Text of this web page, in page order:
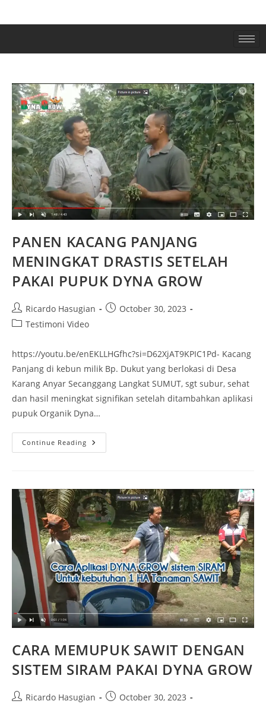
PANEN KACANG PANJANG
MENINGKAT DRASTIS SETELAH
PAKAI PUPUK DYNA GROW
Ricardo Hasugian
October 30, 2023
Testimoni Video
https://youtu.be/enEKLLHGfhc?si=D62XjAT9KPIC1Pd- Kacang
Panjang di kebun milik Bp. Dukut yang berlokasi di Desa
Karang Anyar Secanggang Langkat SUMUT, sgt subur, sehat
dan hasil meningkat signifikan setelah ditambahkan aplikasi
pupuk Organik Dyna…
Continue Reading
CARA MEMUPUK SAWIT DENGAN
SISTEM SIRAM PAKAI DYNA GROW
Ricardo Hasugian
October 30, 2023